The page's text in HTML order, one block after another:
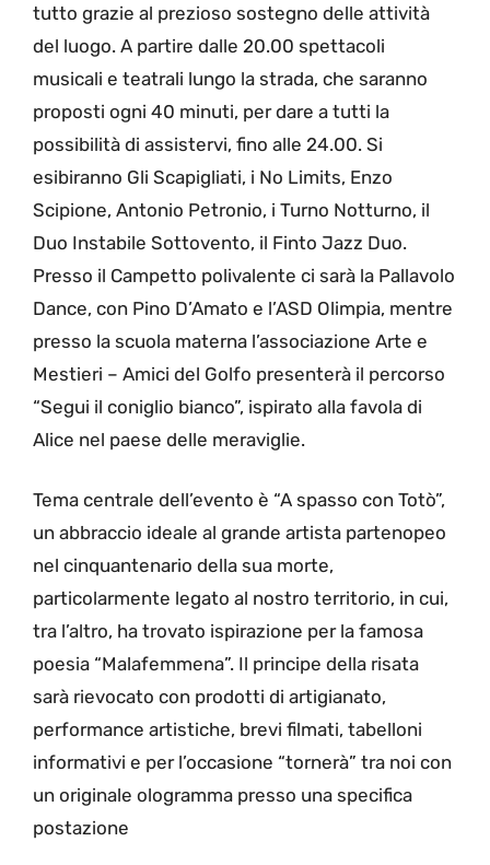
tutto grazie al prezioso sostegno delle attività
del luogo. A partire dalle 20.00 spettacoli
musicali e teatrali lungo la strada, che saranno
proposti ogni 40 minuti, per dare a tutti la
possibilità di assistervi, fino alle 24.00. Si
esibiranno Gli Scapigliati, i No Limits, Enzo
Scipione, Antonio Petronio, i Turno Notturno, il
Duo Instabile Sottovento, il Finto Jazz Duo.
Presso il Campetto polivalente ci sarà la Pallavolo
Dance, con Pino D’Amato e l’ASD Olimpia, mentre
presso la scuola materna l’associazione Arte e
Mestieri – Amici del Golfo presenterà il percorso
“Segui il coniglio bianco”, ispirato alla favola di
Alice nel paese delle meraviglie.
Tema centrale dell’evento è “A spasso con Totò”,
un abbraccio ideale al grande artista partenopeo
nel cinquantenario della sua morte,
particolarmente legato al nostro territorio, in cui,
tra l’altro, ha trovato ispirazione per la famosa
poesia “Malafemmena”. Il principe della risata
sarà rievocato con prodotti di artigianato,
performance artistiche, brevi filmati, tabelloni
informativi e per l’occasione “tornerà” tra noi con
un originale ologramma presso una specifica
postazione